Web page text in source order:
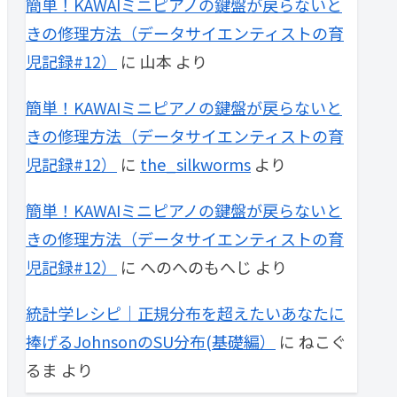
簡単！KAWAIミニピアノの鍵盤が戻らないと
きの修理方法（データサイエンティストの育
児記録#12）
に 山本 より
簡単！KAWAIミニピアノの鍵盤が戻らないと
きの修理方法（データサイエンティストの育
児記録#12）
に the_silkworms より
簡単！KAWAIミニピアノの鍵盤が戻らないと
きの修理方法（データサイエンティストの育
児記録#12）
に へのへのもへじ より
統計学レシピ｜正規分布を超えたいあなたに
捧げるJohnsonのSU分布(基礎編）
に ねこぐ
るま より